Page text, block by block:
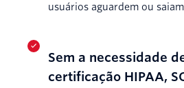
usuários aguardem ou
Sem a necessidade
certificação HIPAA,